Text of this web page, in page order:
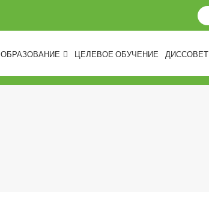
ОБРАЗОВАНИЕ ЦЕЛЕВОЕ ОБУЧЕНИЕ ДИССОВЕТ